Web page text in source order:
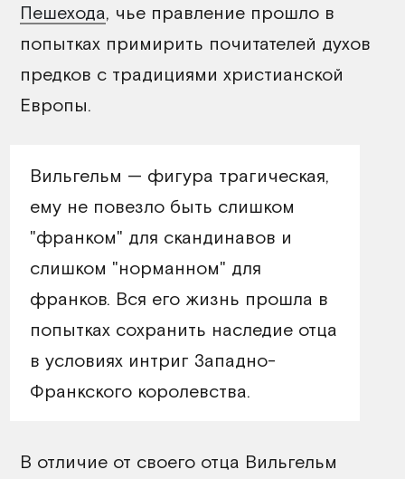
Пешехода, чье правление прошло в
попытках примирить почитателей духов
предков с традициями христианской
Европы.
Вильгельм — фигура трагическая,
ему не повезло быть слишком
"франком" для скандинавов и
слишком "норманном" для
франков. Вся его жизнь прошла в
попытках сохранить наследие отца
в условиях интриг Западно-
Франкского королевства.
В отличие от своего отца Вильгельм